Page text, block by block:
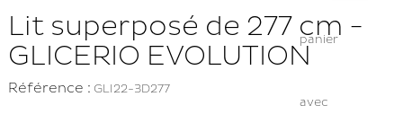
panier
avec
Lit superposé de 277 cm -
GLICERIO EVOLUTION
Référence : GLI22-3D277